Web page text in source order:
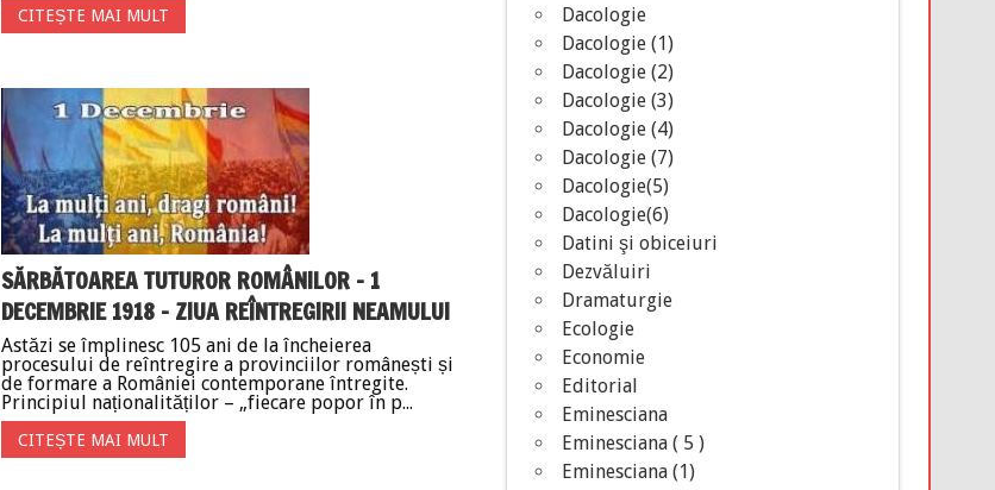
CITEȘTE MAI MULT
SĂRBĂTOAREA TUTUROR ROMÂNILOR – 1
DECEMBRIE 1918 – ZIUA REÎNTREGIRII NEAMULUI
Astăzi se împlinesc 105 ani de la încheierea
procesului de reîntregire a provinciilor românești și
de formare a României contemporane întregite.
Principiul naționalităților – „fiecare popor în p...
CITEȘTE MAI MULT
Dacologie
Dacologie (1)
Dacologie (2)
Dacologie (3)
Dacologie (4)
Dacologie (7)
Dacologie(5)
Dacologie(6)
Datini şi obiceiuri
Dezvăluiri
Dramaturgie
Ecologie
Economie
Editorial
Eminesciana
Eminesciana ( 5 )
Eminesciana (1)